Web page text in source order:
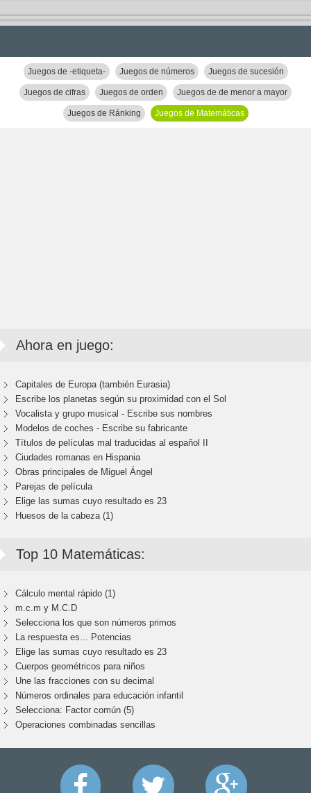
Juegos de -etiqueta- Juegos de números Juegos de sucesión
Juegos de cifras Juegos de orden Juegos de de menor a mayor
Juegos de Ránking Juegos de Matemáticas
Ahora en juego:
Capitales de Europa (también Eurasia)
Escribe los planetas según su proximidad con el Sol
Vocalista y grupo musical - Escribe sus nombres
Modelos de coches - Escribe su fabricante
Títulos de películas mal traducidas al español II
Ciudades romanas en Hispania
Obras principales de Miguel Ángel
Parejas de película
Elige las sumas cuyo resultado es 23
Huesos de la cabeza (1)
Top 10 Matemáticas:
Cálculo mental rápido (1)
m.c.m y M.C.D
Selecciona los que son números primos
La respuesta es... Potencias
Elige las sumas cuyo resultado es 23
Cuerpos geométricos para niños
Une las fracciones con su decimal
Números ordinales para educación infantil
Selecciona: Factor común (5)
Operaciones combinadas sencillas